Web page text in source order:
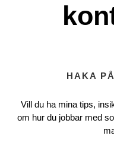
HAKA
Vill du ha mina tips,
om hur du jobbar med